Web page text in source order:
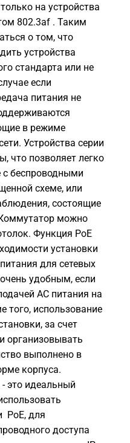
на устройства
802.3af . Таким
о том, что
устройства
стандарта или не
если
питания не
в режиме
Устройства серии
что позволяет легко
с беспроводными
схеме, или
состоящие
можно
Функция PoE
установки
для сетевых
удобным, если
AC питания на
того, использование
за счет
организовывать
выполнено в
корпуса.
- это идеальный
PoE, для
доступа